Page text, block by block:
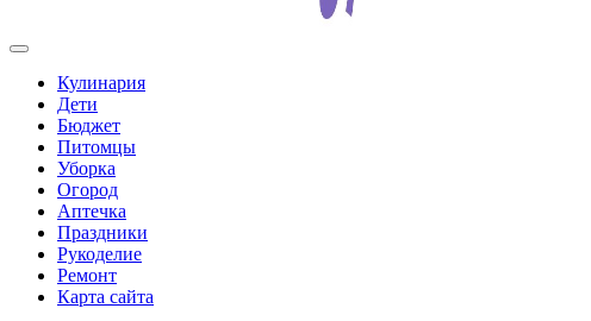
Женский журнал
Кулинария
Дети
Бюджет
Питомцы
Уборка
Огород
Аптечка
Праздники
Рукоделие
Ремонт
Карта сайта